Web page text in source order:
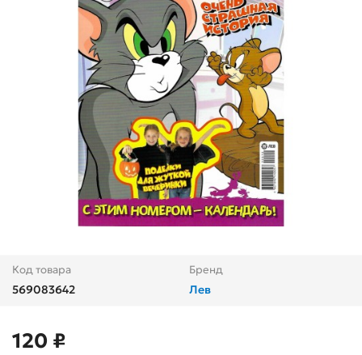
Код товара
569083642
Бренд
Лев
120 ₽